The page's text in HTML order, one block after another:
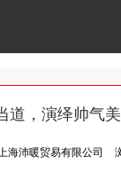
道，演绎帅气
海沛暖贸易有限公司